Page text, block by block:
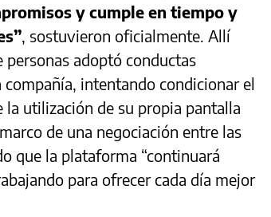
y cumple en tiempo y
, sostuvieron oficialmente. Allí
personas adoptó conductas
intentando condicionar el
utilización de su propia pantalla
de una negociación entre las
que la plataforma “continuará
para ofrecer cada día mejor